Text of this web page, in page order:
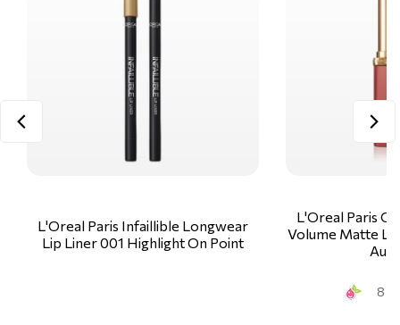
L'Oreal Paris Infaillible Longwear
Lip Liner 001 Highlight On Point
L'Oreal Paris
Volume Matte
8